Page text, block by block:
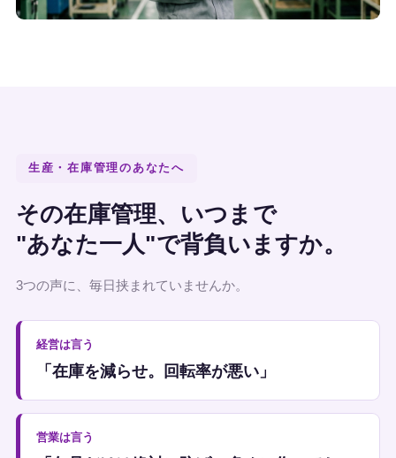
生産・在庫管理のあなたへ
その在庫管理、いつまで
"あなた一人"で背負いますか。
3つの声に、毎日挟まれていませんか。
経営は言う
「在庫を減らせ。回転率が悪い」
営業は言う